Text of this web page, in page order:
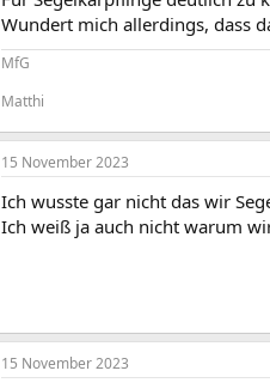
Wundert mich allerdings, dass
MfG
Matthi
15 November 2023
Ich wusste gar nicht das wir
Ich weiß ja auch nicht warum
15 November 2023